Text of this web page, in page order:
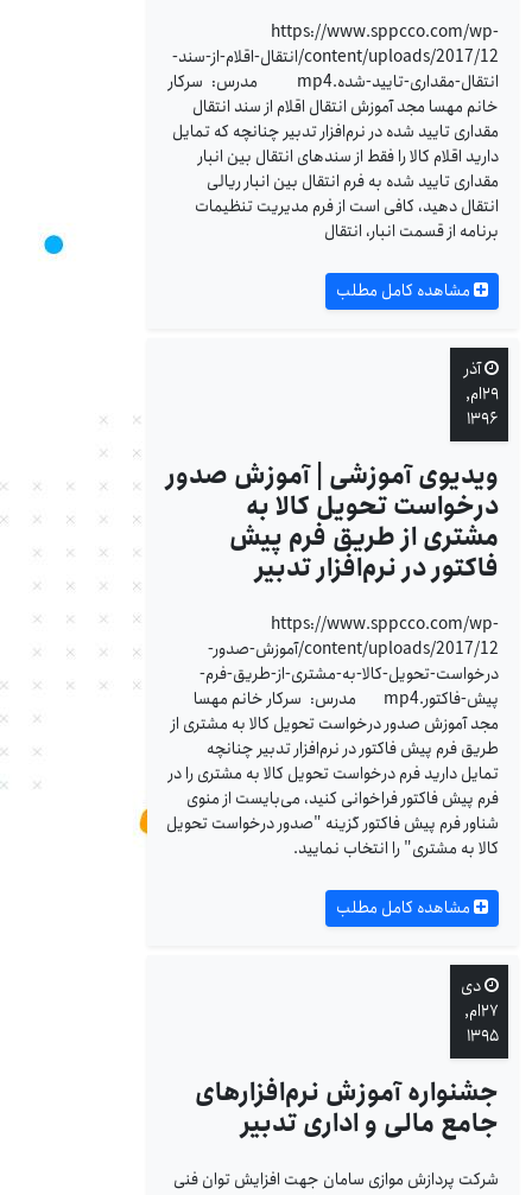
https://www.sppcco.com/wp-
content/uploads/2017/12/انتقال-اقلام-از-سند-
انتقال-مقداری-تایید-شده.mp4 مدرس: سرکار
خانم مهسا مجد آموزش انتقال اقلام از سند انتقال
مقداری تایید شده در نرم‌افزار تدبیر چنانچه که تمایل
دارید اقلام کالا را فقط از سندهای انتقال بین انبار
مقداری تایید شده به فرم انتقال بین انبار ریالی
انتقال دهید، کافی است از فرم مدیریت تنظیمات
برنامه از قسمت انبار، انتقال
مشاهده کامل مطلب
آذر
۲۹ام,
۱۳۹۶
ویدیوی آموزشی | آموزش صدور
درخواست تحویل کالا به
مشتری از طریق فرم پیش
فاکتور در نرم‌افزار تدبیر
https://www.sppcco.com/wp-
content/uploads/2017/12/آموزش-صدور-
درخواست-تحویل-کالا-به-مشتری-از-طریق-فرم-
پیش-فاکتور.mp4 مدرس: سرکار خانم مهسا
مجد آموزش صدور درخواست تحویل کالا به مشتری از
طریق فرم پیش فاکتور در نرم‌افزار تدبیر چنانچه
تمایل دارید فرم درخواست تحویل کالا به مشتری را در
فرم پیش فاکتور فراخوانی کنید، می‌بایست از منوی
شناور فرم پیش فاکتور گزینه "صدور درخواست تحویل
کالا به مشتری" را انتخاب نمایید.
مشاهده کامل مطلب
دی
۲۷ام,
۱۳۹۵
جشنواره آموزش نرم‌افزارهای
جامع مالی و اداری تدبیر
شرکت پردازش موازی سامان جهت افزایش توان فنی